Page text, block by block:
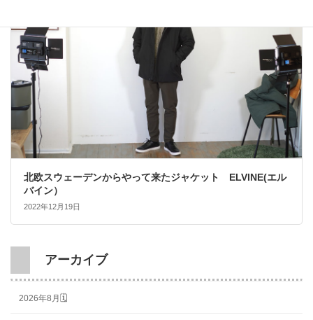
北欧スウェーデンからやって来たジャケット ELVINE(エル
バイン）
2022年12月19日
アーカイブ
2026年8月🗓